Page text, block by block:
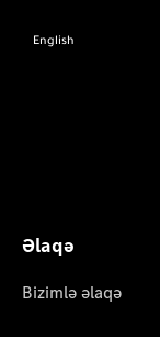
English
Əlaqə
Bizimlə əlaqə